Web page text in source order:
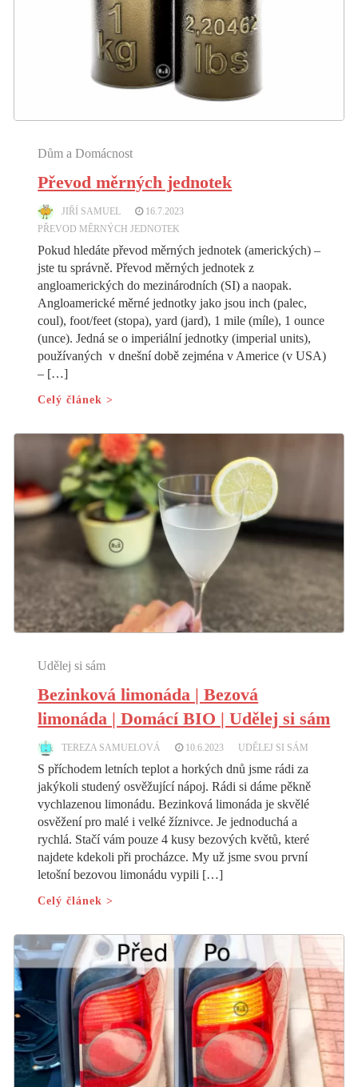
Dům a Domácnost
Převod měrných jednotek
JIŘÍ SAMUEL
16.7.2023
PŘEVOD MĚRNÝCH JEDNOTEK
Pokud hledáte převod měrných jednotek (amerických) –
jste tu správně. Převod měrných jednotek z
angloamerických do mezinárodních (SI) a naopak.
Angloamerické měrné jednotky jako jsou inch (palec,
coul), foot/feet (stopa), yard (jard), 1 mile (míle), 1 ounce
(unce). Jedná se o imperiální jednotky (imperial units),
používaných v dnešní době zejména v Americe (v USA)
– […]
Celý článek >
Udělej si sám
Bezinková limonáda | Bezová
limonáda | Domácí BIO | Udělej si sám
TEREZA SAMUELOVÁ 10.6.2023 UDĚLEJ SI SÁM
S příchodem letních teplot a horkých dnů jsme rádi za
jakýkoli studený osvěžující nápoj. Rádi si dáme pěkně
vychlazenou limonádu. Bezinková limonáda je skvělé
osvěžení pro malé i velké žíznivce. Je jednoduchá a
rychlá. Stačí vám pouze 4 kusy bezových květů, které
najdete kdekoli při procházce. My už jsme svou první
letošní bezovou limonádu vypili […]
Celý článek >